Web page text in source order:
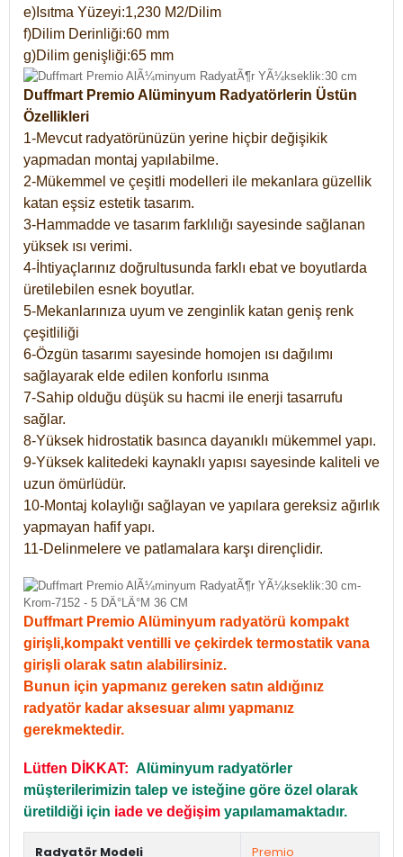
e)Isıtma Yüzeyi:1,230 M2/Dilim
f)Dilim Derinliği:60 mm
g)Dilim genişliği:65 mm
Duffmart Premio Alüminyum Radyatörlerin Üstün
Özellikleri
1-Mevcut radyatörünüzün yerine hiçbir değişikik
yapmadan montaj yapılabilme.
2-Mükemmel ve çeşitli modelleri ile mekanlara güzellik
katan eşsiz estetik tasarım.
3-Hammadde ve tasarım farklılığı sayesinde sağlanan
yüksek ısı verimi.
4-İhtiyaçlarınız doğrultusunda farklı ebat ve boyutlarda
üretilebilen esnek boyutlar.
5-Mekanlarınıza uyum ve zenginlik katan geniş renk
çeşitliliği
6-Özgün tasarımı sayesinde homojen ısı dağılımı
sağlayarak elde edilen konforlu ısınma
7-Sahip olduğu düşük su hacmi ile enerji tasarrufu
sağlar.
8-Yüksek hidrostatik basınca dayanıklı mükemmel yapı.
9-Yüksek kalitedeki kaynaklı yapısı sayesinde kaliteli ve
uzun ömürlüdür.
10-Montaj kolaylığı sağlayan ve yapılara gereksiz ağırlık
yapmayan hafif yapı.
11-Delinmelere ve patlamalara karşı dirençlidir.
Duffmart Premio Alüminyum radyatörü kompakt
girişli,kompakt ventilli ve çekirdek termostatik vana
girişli olarak satın alabilirsiniz.
Bunun için yapmanız gereken satın aldığınız
radyatör kadar aksesuar alımı yapmanız
gerekmektedir.
Lütfen DİKKAT: Alüminyum radyatörler
müşterilerimizin talep ve isteğine göre özel olarak
üretildiği için iade ve değişim yapılamamaktadır.
Radyatör Modeli Premio